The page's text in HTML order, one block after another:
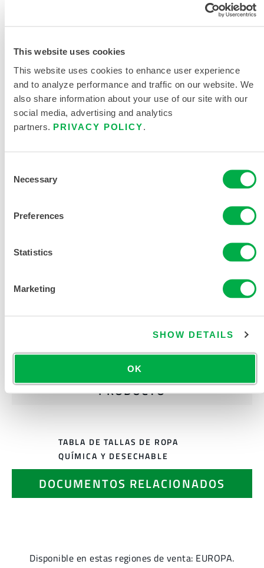
This website uses cookies
This website uses cookies to enhance user experience
and to analyze performance and traffic on our website. We
also share information about your use of our site with our
social media, advertising and analytics
partners. PRIVACY POLICY
Selection
Necessary
Preferences
Statistics
Marketing
SHOW DETAILS
OK
tiempos de uso seguro de todo el traje en
mortales de más de 2.400 sustancias químicas.
También disponible en gris con botas incorporadas y
suela antideslizante (CT3SPAR02)
*Nota: Es responsabilidad del usuario asegurarse de
que los filtros seleccionados para el PAPR
proporcionan la protección correcta y filtrarán
DOCUMENTACIÓN DEL
PRODUCTO
DOCUMENTOS RELACIONADOS
TABLA DE TALLAS DE ROPA
QUÍMICA Y DESECHABLE
Disponible en estas regiones de venta: EUROPA.